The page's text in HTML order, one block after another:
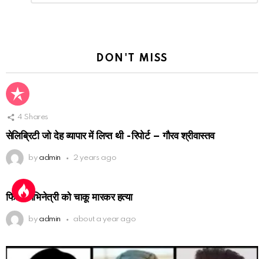
Reply
DON'T MISS
4 Shares
सेलिब्रिटी जो देह व्यापार में लिप्त थी -रिपोर्ट – गौरव श्रीवास्तव
by admin 2 years ago
फिल्म अभिनेत्री को चाकू मारकर हत्या
by admin about a year ago